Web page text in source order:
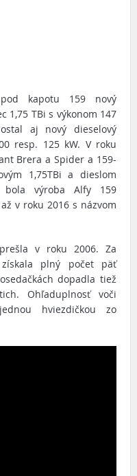
kapotu 159 nový
1,75 TBi s výkonom 147
aj nový dieselový
resp. 125 kW. V roku
Brera a Spider a 159-
1,75TBi a dieslom
bola výroba Alfy 159
v roku 2016 s názvom
v roku 2006. Za
plný počet päť
dopadla tiež
Ohľaduplnosť voči
hviezdičkou zo